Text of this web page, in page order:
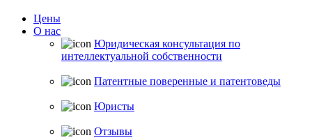
Цены
О нас
Юридическая консультация по
интеллектуальной собственности
Патентные поверенные и патентоведы
Юристы
Отзывы